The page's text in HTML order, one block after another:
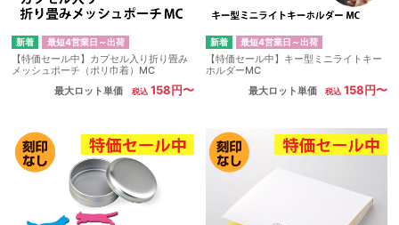
最短4営業日～出荷
【特価セール中】カプセル入り折り畳み
メッシュポーチ（ポリ巾着）MC
最大ロット単価
158円〜
最短4営業日～出荷
【特価セール中】キー型ミニライトキー
ホルダーMC
最大ロット単価
158円〜